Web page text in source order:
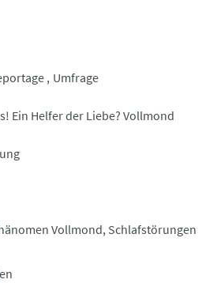
Umfrage
Ein Helfer der Liebe? Vollmond
Vollmond, Schlafstörungen